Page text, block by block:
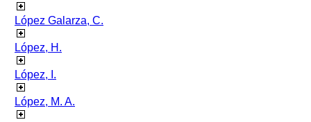
López Galarza, C.
López, H.
López, I.
López, M. A.